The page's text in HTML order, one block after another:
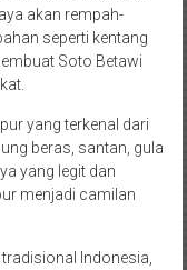
akan rempah-
seperti kentang
Soto Betawi
yang terkenal dari
beras, santan, gula
yang legit dan
menjadi camilan
Indonesia,